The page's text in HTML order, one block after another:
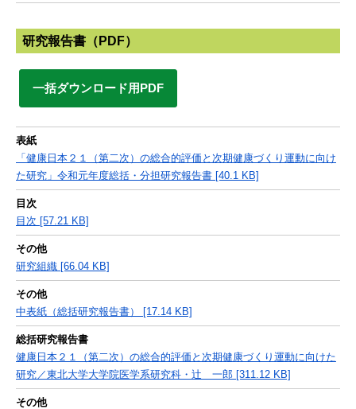
研究報告書（PDF）
一括ダウンロード用PDF
表紙
「健康日本２１（第二次）の総合的評価と次期健康づくり運動に向け
た研究」令和元年度総括・分担研究報告書 [40.1 KB]
目次
目次 [57.21 KB]
その他
研究組織 [66.04 KB]
その他
中表紙（総括研究報告書） [17.14 KB]
総括研究報告書
健康日本２１（第二次）の総合的評価と次期健康づくり運動に向けた
研究／東北大学大学院医学系研究科・辻 一郎 [311.12 KB]
その他